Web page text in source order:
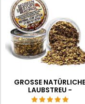
GROSSE NATÜRLICHE L
AUBSTREU - N
ATURFARBE